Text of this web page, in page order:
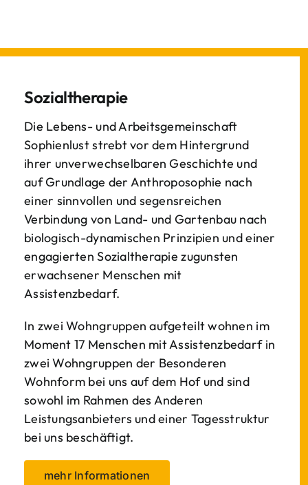
Sozialtherapie
Die Lebens- und Arbeitsgemeinschaft
Sophienlust strebt vor dem Hintergrund
ihrer unverwechselbaren Geschichte und
auf Grundlage der Anthroposophie nach
einer sinnvollen und segensreichen
Verbindung von Land- und Gartenbau nach
biologisch-dynamischen Prinzipien und einer
engagierten Sozialtherapie zugunsten
erwachsener Menschen mit
Assistenzbedarf.
In zwei Wohngruppen aufgeteilt wohnen im
Moment 17 Menschen mit Assistenzbedarf in
zwei Wohngruppen der Besonderen
Wohnform bei uns auf dem Hof und sind
sowohl im Rahmen des Anderen
Leistungsanbieters und einer Tagesstruktur
bei uns beschäftigt.
mehr Informationen